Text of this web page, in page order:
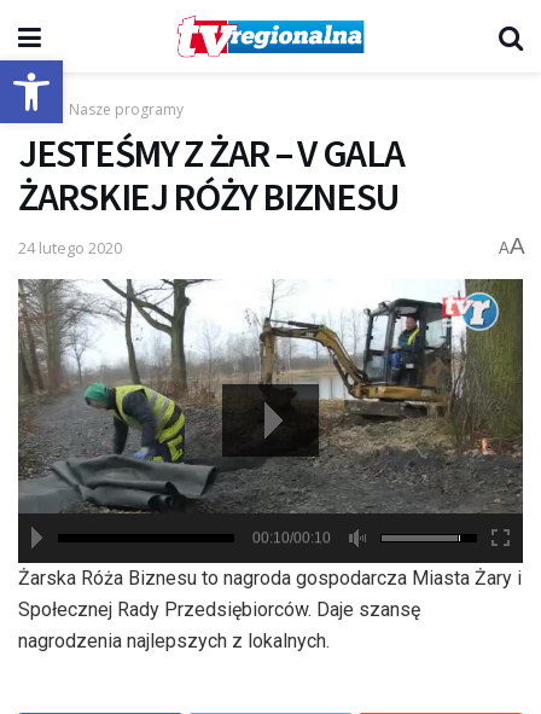
Otwórz pasek narzędzi
Start Nasze programy
JESTEŚMY Z ŻAR – V GALA
ŻARSKIEJ RÓŻY BIZNESU
24 lutego 2020 AA
hd2880
hd2160
hd2160
hd1440
highres
hd1080
hd720
large
medium
small
00:10/00:10
Żarska Róża Biznesu to nagroda gospodarcza Miasta Żary i
Społecznej Rady Przedsiębiorców. Daje szansę
nagrodzenia najlepszych z lokalnych.